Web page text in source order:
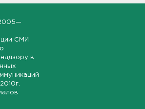
СМИ
в